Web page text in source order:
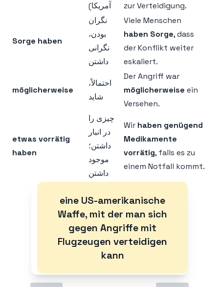
آمریکا)
zur Verteidigung.
Sorge haben
نگران
بودن،
نگرانی
داشتن
Viele Menschen
haben Sorge, dass
der Konflikt weiter
eskaliert.
möglicherweise
احتمالاً،
شاید
Der Angriff war
möglicherweise ein
Versehen.
etwas vorrätig
haben
چیزی را
در انبار
داشتن؛
موجود
داشتن
Wir haben genügend
Medikamente
vorrätig, falls es zu
einem Notfall kommt.
eine US-amerikanische
Waffe, mit der man sich
gegen Angriffe mit
Flugzeugen verteidigen
kann